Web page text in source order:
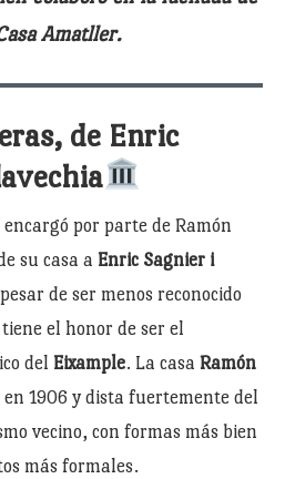
Amatller.
de Enric
encargó por parte de Ramón
su casa a Enric Sagnier i
de ser menos reconocido
el honor de ser el
del Eixample. La casa Ramón
en 1906 y dista fuertemente del
vecino, con formas más bien
más formales.